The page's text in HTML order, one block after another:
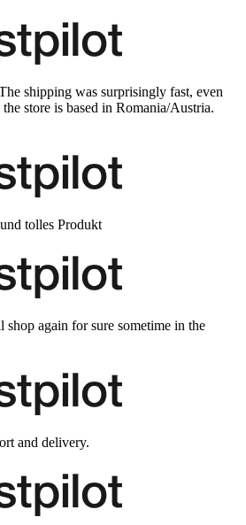
shipping was surprisingly fast, even
store is based in Romania/Austria.
tolles Produkt
again for sure sometime in the
and delivery.